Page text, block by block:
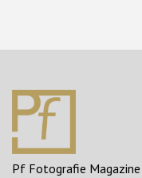
Pf Fotografie